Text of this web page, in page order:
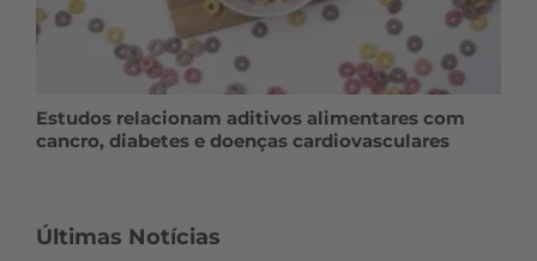
Estudos relacionam aditivos alimentares com
cancro, diabetes e doenças cardiovasculares
Últimas Notícias